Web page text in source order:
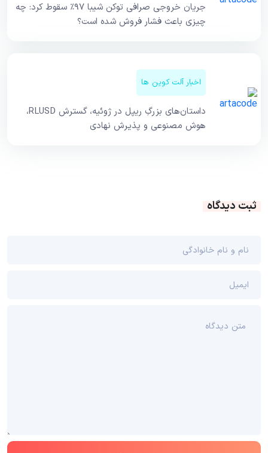
جریان خروجی صرافی توکن شیبا ۹۷٪ سقوط کرد: چه
چیزی باعث فشار فروش شده است؟
اخبار آلت کوین ها
داستان‌های بزرگِ ریپل در ژوئیه، گسترش RLUSD،
هوش مصنوعی و پذیرش نهادی
ثبت دیدگاه